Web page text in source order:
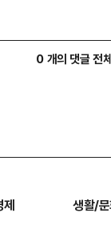
0 개의 댓글 전
제 생활/